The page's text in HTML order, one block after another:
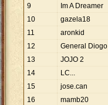
9
Im A Dreamer
10
gazela18
11
aronkid
12
General Diogo
13
JOJO 2
14
LC...
15
jose.can
16
mamb20